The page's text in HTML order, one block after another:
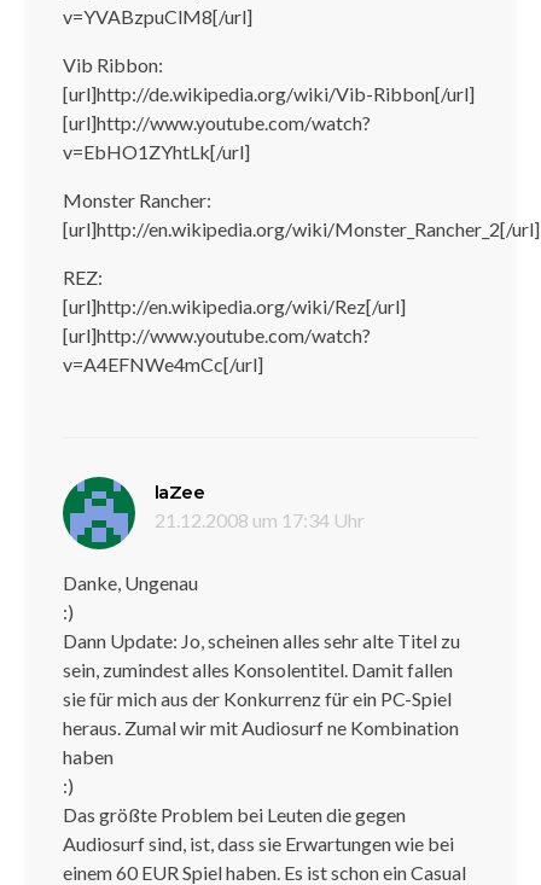
v=YVABzpuClM8[/url]
Vib Ribbon:
[url]http://de.wikipedia.org/wiki/Vib-Ribbon[/url]
[url]http://www.youtube.com/watch?
v=EbHO1ZYhtLk[/url]
Monster Rancher:
[url]http://en.wikipedia.org/wiki/Monster_Rancher_2[/url]
REZ:
[url]http://en.wikipedia.org/wiki/Rez[/url]
[url]http://www.youtube.com/watch?
v=A4EFNWe4mCc[/url]
laZee
21.12.2008 um 17:34 Uhr
Danke, Ungenau
:)
Dann Update: Jo, scheinen alles sehr alte Titel zu
sein, zumindest alles Konsolentitel. Damit fallen
sie für mich aus der Konkurrenz für ein PC-Spiel
heraus. Zumal wir mit Audiosurf ne Kombination
haben
:)
Das größte Problem bei Leuten die gegen
Audiosurf sind, ist, dass sie Erwartungen wie bei
einem 60 EUR Spiel haben. Es ist schon ein Casual